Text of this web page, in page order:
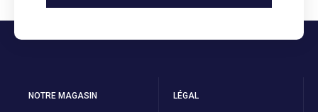
NOTRE MAGASIN LÉGAL